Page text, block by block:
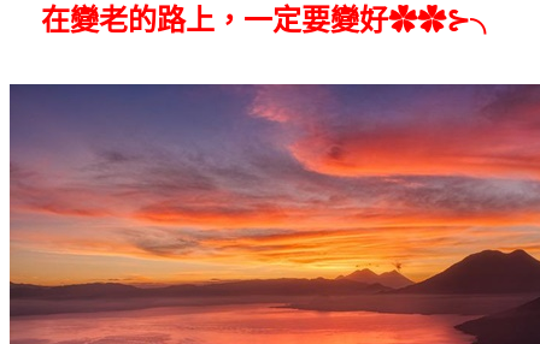
在變老的路上，一定要變好✿✿⊱╮